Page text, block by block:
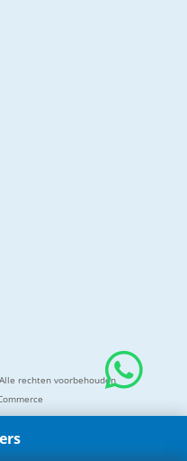
rechten voorbehouden